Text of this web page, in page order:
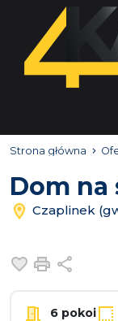
Strona główna
Dom na
Czaplinek
Dodaj do
Drukuj
6 pokoi